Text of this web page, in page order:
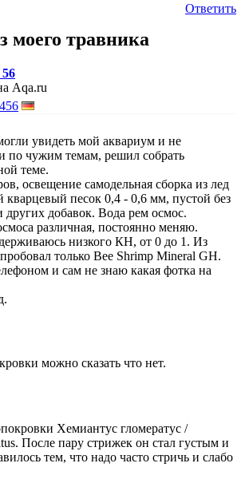
Ответить
моего травника
Aqa.ru
увидеть мой аквариум и не
по чужим темам, решил собрать
теме.
освещение самодельная сборка из лед
кварцевый песок 0,4 - 0,6 мм, пустой без
добавок. Вода рем осмос.
различная, постоянно меняю.
низкого КН, от 0 до 1. Из
только Bee Shrimp Mineral GH.
и сам не знаю какая фотка на
можно сказать что нет.
Хемиантус гломератус /
После пару стрижек он стал густым и
тем, что надо часто стричь и слабо